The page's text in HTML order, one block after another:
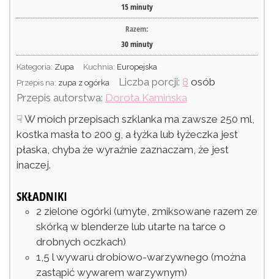
15minuty
Razem:
30minuty
Kategoria: Zupa Kuchnia: Europejska
Przepis na: zupa z ogórka Liczba porcji: 8 osób
Przepis autorstwa: Dorota Kamińska
☟ W moich przepisach szklanka ma zawsze 250 ml,
kostka masła to 200 g, a łyżka lub łyżeczka jest
płaska, chyba że wyraźnie zaznaczam, że jest
inaczej.
SKŁADNIKI
2 zielone ogórki (umyte, zmiksowane razem ze
skórką w blenderze lub utarte na tarce o
drobnych oczkach)
1,5 l wywaru drobiowo-warzywnego (można
zastąpić wywarem warzywnym)